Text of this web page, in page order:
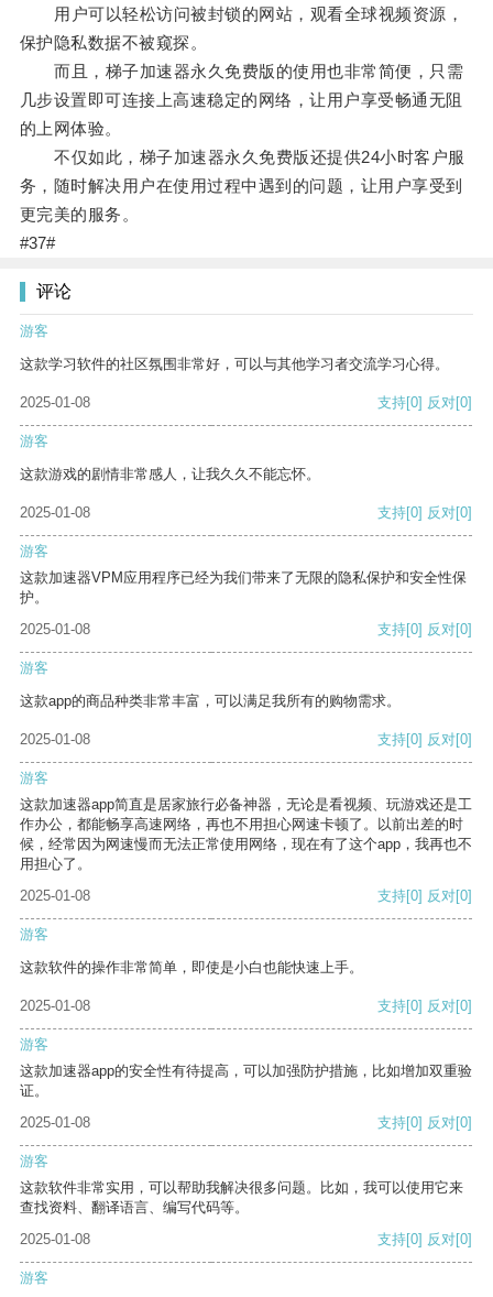
用户可以轻松访问被封锁的网站，观看全球视频资源，
保护隐私数据不被窥探。
而且，梯子加速器永久免费版的使用也非常简便，只需
几步设置即可连接上高速稳定的网络，让用户享受畅通无阻
的上网体验。
不仅如此，梯子加速器永久免费版还提供24小时客户服
务，随时解决用户在使用过程中遇到的问题，让用户享受到
更完美的服务。
#37#
评论
游客
这款学习软件的社区氛围非常好，可以与其他学习者交流学习心得。
2025-01-08 支持[0] 反对[0]
游客
这款游戏的剧情非常感人，让我久久不能忘怀。
2025-01-08 支持[0] 反对[0]
游客
这款加速器VPM应用程序已经为我们带来了无限的隐私保护和安全性保
护。
2025-01-08
支持[0] 反对[0]
游客
这款app的商品种类非常丰富，可以满足我所有的购物需求。
2025-01-08 支持[0] 反对[0]
游客
这款加速器app简直是居家旅行必备神器，无论是看视频、玩游戏还是工
作办公，都能畅享高速网络，再也不用担心网速卡顿了。以前出差的时
候，经常因为网速慢而无法正常使用网络，现在有了这个app，我再也不
用担心了。
2025-01-08
支持[0] 反对[0]
游客
这款软件的操作非常简单，即使是小白也能快速上手。
2025-01-08 支持[0] 反对[0]
游客
这款加速器app的安全性有待提高，可以加强防护措施，比如增加双重验
证。
2025-01-08
支持[0] 反对[0]
游客
这款软件非常实用，可以帮助我解决很多问题。比如，我可以使用它来
查找资料、翻译语言、编写代码等。
2025-01-08
支持[0] 反对[0]
游客